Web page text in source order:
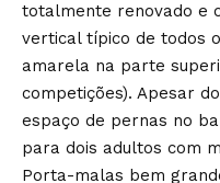
totalmente renovado e
vertical típico de todos
amarela na parte
competições). Apesar
espaço de pernas no
para dois adultos com
Porta-malas bem